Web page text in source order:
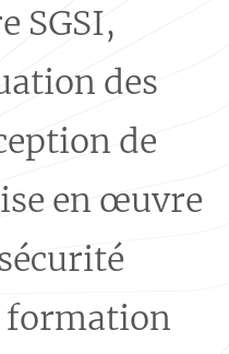
SGSI,
des
de
en œuvre
formation